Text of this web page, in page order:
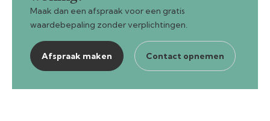
Maak dan een afspraak voor een gratis
waardebepaling zonder verplichtingen.
Afspraak maken Contact opnemen